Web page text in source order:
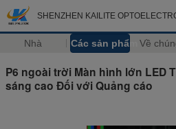
SHENZHEN KAILITE
Nhà Các sản phẩm Về
P6 ngoài trời Màn hình lớn LED
sáng cao Đối với Quảng cáo